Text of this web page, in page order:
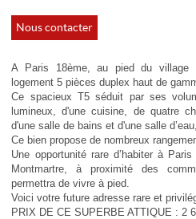
Nous contacter
A Paris 18ème, au pied du village
logement 5 pièces duplex haut de
Ce spacieux T5 séduit par ses
lumineux, d'une cuisine, de quatre
d'une salle de bains et d'une salle
Ce bien propose de nombreux
Une opportunité rare d’habiter à
Montmartre, à proximité des
permettra de vivre à pied.
Voici votre future adresse rare et
PRIX DE CE SUPERBE ATTIQUE : 2